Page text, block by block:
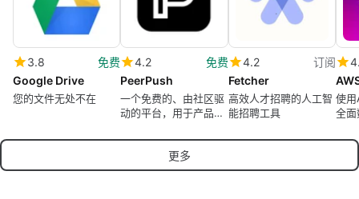
3.8
免费
Google Drive
您的文件无处不在
4.2
免费
PeerPush
一个免费的、由社区驱
动的平台，用于产品发
4.2
订阅
Fetcher
高效人才招聘的人工智
能招聘工具
使
全
更多